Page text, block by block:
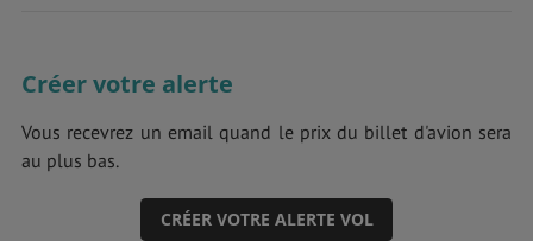
Créer votre alerte
Vous recevrez un email quand le prix du billet d'avion sera
au plus bas.
CRÉER VOTRE ALERTE VOL